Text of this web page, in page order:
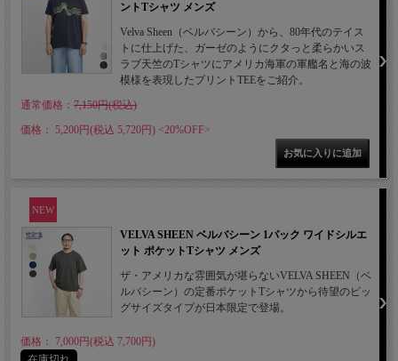
ントTシャツ メンズ
Velva Sheen（ベルバシーン）から、80年代のテイス
トに仕上げた、ガーゼのようにクタっと柔らかいス
ラブ天竺のTシャツにアメリカ海軍の軍艦名と海の波
模様を表現したプリントTEEをご紹介。
通常価格： 7,150円(税込)
価格： 5,200円(税込 5,720円) <20%OFF>
NEW
VELVA SHEEN ベルバシーン 1パック ワイドシルエ
ット ポケットTシャツ メンズ
ザ・アメリカな雰囲気が堪らないVELVA SHEEN（ベ
ルバシーン）の定番ポケットTシャツから待望のビッ
グサイズタイプが日本限定で登場。
価格： 7,000円(税込 7,700円)